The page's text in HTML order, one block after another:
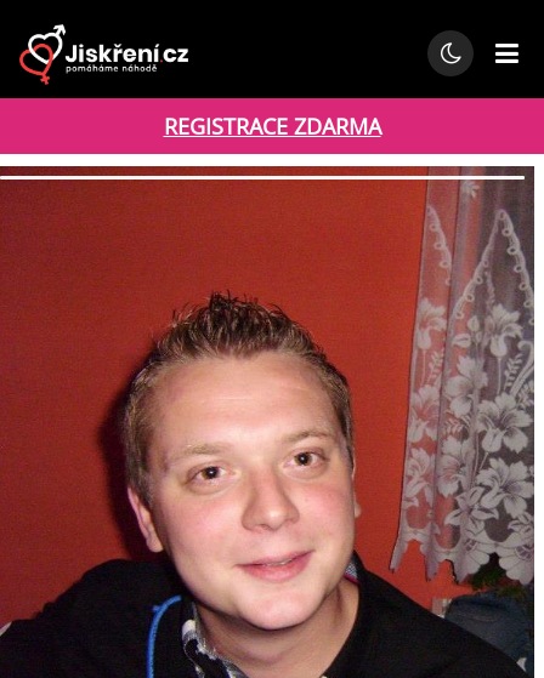
REGISTRACE ZDARMA